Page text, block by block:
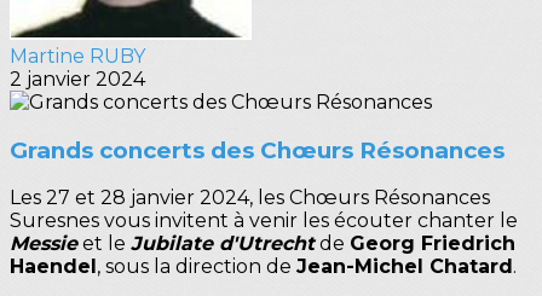
Martine RUBY
2 janvier 2024
Grands concerts des Chœurs Résonances
Les 27 et 28 janvier 2024, les Chœurs Résonances
Suresnes vous invitent à venir les écouter chanter le
Messieet le Jubilate d'Utrechtde Georg Friedrich
Haendel , sous la direction de Jean-Michel Chatard .